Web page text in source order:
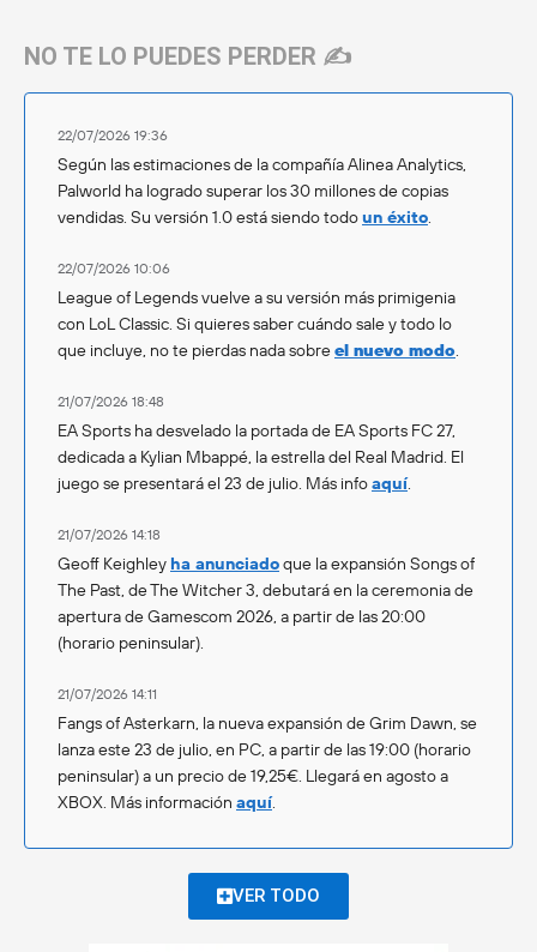
NO TE LO PUEDES PERDER ✍️
22/07/2026 19:36
Según las estimaciones de la compañía Alinea Analytics,
Palworld ha logrado superar los 30 millones de copias
vendidas. Su versión 1.0 está siendo todoun éxito.
22/07/2026 10:06
League of Legends vuelve a su versión más primigenia
con LoL Classic. Si quieres saber cuándo sale y todo lo
que incluye, no te pierdas nada sobreel nuevo modo.
21/07/2026 18:48
EA Sports ha desvelado la portada de EA Sports FC 27,
dedicada a Kylian Mbappé, la estrella del Real Madrid. El
juego se presentará el 23 de julio. Más infoaquí.
21/07/2026 14:18
Geoff Keighley ha anunciadoque la expansión Songs of
The Past, de The Witcher 3, debutará en la ceremonia de
apertura de Gamescom 2026, a partir de las 20:00
(horario peninsular).
21/07/2026 14:11
Fangs of Asterkarn, la nueva expansión de Grim Dawn, se
lanza este 23 de julio, en PC, a partir de las 19:00 (horario
peninsular) a un precio de 19,25€. Llegará en agosto a
XBOX. Más información aquí.
VER TODO